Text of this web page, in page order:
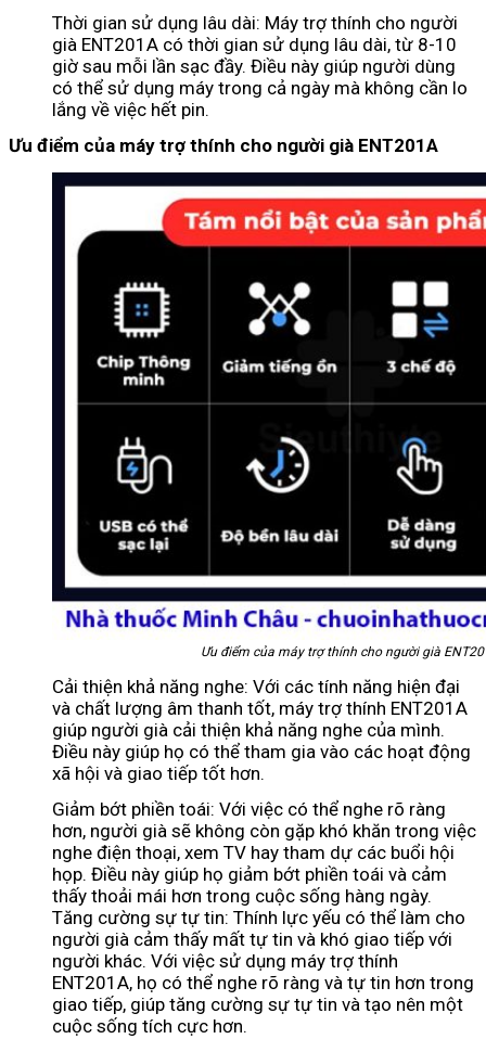
Thời gian sử dụng lâu dài: Máy trợ thính cho người
già ENT201A có thời gian sử dụng lâu dài, từ 8-10
giờ sau mỗi lần sạc đầy. Điều này giúp người dùng
có thể sử dụng máy trong cả ngày mà không cần lo
lắng về việc hết pin.
Ưu điểm của máy trợ thính cho người già ENT201A
Ưu điểm của máy trợ thính cho người già
Cải thiện khả năng nghe: Với các tính năng hiện đại
và chất lượng âm thanh tốt, máy trợ thính ENT201A
giúp người già cải thiện khả năng nghe của mình.
Điều này giúp họ có thể tham gia vào các hoạt động
xã hội và giao tiếp tốt hơn.
Giảm bớt phiền toái: Với việc có thể nghe rõ ràng
hơn, người già sẽ không còn gặp khó khăn trong việc
nghe điện thoại, xem TV hay tham dự các buổi hội
họp. Điều này giúp họ giảm bớt phiền toái và cảm
thấy thoải mái hơn trong cuộc sống hàng ngày.
Tăng cường sự tự tin: Thính lực yếu có thể làm cho
người già cảm thấy mất tự tin và khó giao tiếp với
người khác. Với việc sử dụng máy trợ thính
ENT201A, họ có thể nghe rõ ràng và tự tin hơn trong
giao tiếp, giúp tăng cường sự tự tin và tạo nên một
cuộc sống tích cực hơn.